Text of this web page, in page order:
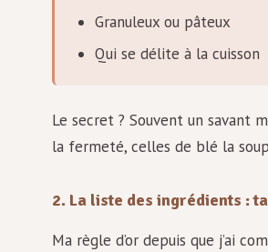
Granuleux ou pâteux
Qui se délite à la cuisson
Le secret ? Souvent un savant
la fermeté, celles de blé la
2. La liste des ingrédients :
Ma règle d’or depuis que j’ai